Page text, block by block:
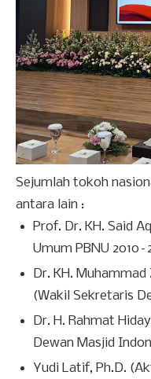
Sejumlah tokoh
antara lain :
Prof. Dr. KH. Said
Umum PBNU
Dr. KH.
(Wakil Sekretaris
Dr. H. Rahmat
Dewan Masjid
Yudi Latif, Ph.D.